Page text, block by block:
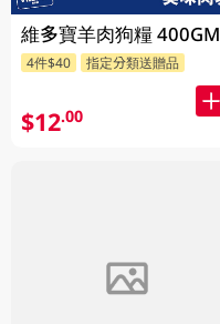
維多寶羊肉狗糧 400GM
4件$40 指定分類送贈品
$12.00